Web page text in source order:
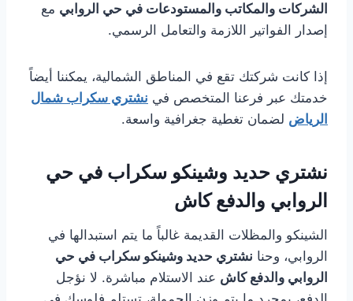
الشركات والمكاتب والمستودعات في حي الروابي مع
إصدار الفواتير اللازمة والتعامل الرسمي.
إذا كانت شركتك تقع في المناطق الشمالية، يمكننا أيضاً
خدمتك عبر فرعنا المتخصص في نشتري سكراب شمال
الرياض لضمان تغطية جغرافية واسعة.
نشتري حديد وشينكو سكراب في حي
الروابي والدفع كاش
الشينكو والمظلات القديمة غالباً ما يتم استبدالها في
الروابي، وحنا نشتري حديد وشينكو سكراب في حي
الروابي والدفع كاش عند الاستلام مباشرة. لا نؤجل